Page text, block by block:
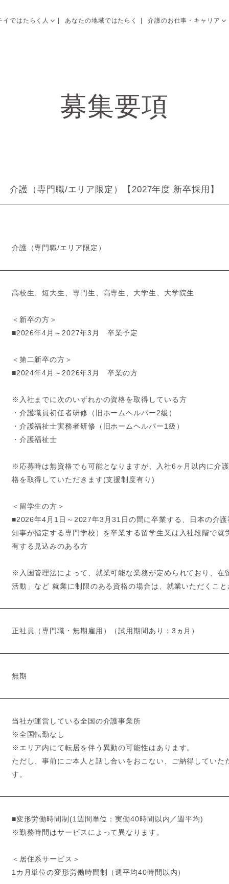
イではたらく人 あなたの地域ではたらく 介護のお仕事・キャリア
募集要項
介護（専門職/エリア限定）【2027年度 新卒採用】
介護（専門職/エリア限定）
高校生、短大生、専門生、高専生、大学生、大学院生
＜新卒の方＞
■2026年4月～2027年3月 卒業予定
＜第二新卒の方＞
■2024年4月～2026年3月 卒業の方
※入社までに次のいずれかの資格を取得している方
・介護職員初任者研修（旧ホームヘルパー2級）
・介護福祉士実務者研修（旧ホームヘルパー1級）
・介護福祉士
※応募時は無資格でも可能となりますが、入社6ヶ月以内に介
格を取得していただきます(支援制度有り)
＜留学生の方＞
■2026年4月1日～2027年3月31日の間に卒業する、日本の介
知事が指定する専門学校）を卒業する留学生又は入社段階で就
有する見込みのある方
※入国管理法によって、就業可能な業務が定められており、在
活動」など 就業に制限のある資格の場合は、就業いただくこと
正社員（専門職・無期雇用）（試用期間あり：3ヵ月）
無期
当社が運営している全国の介護事業所
※全国転勤なし
※エリア内にて転居を伴う異動の可能性はあります。
ただし、事前にご本人と話し合いをおこない、ご納得していた
す。
■変形労働時間制(1週間単位：実働40時間以内／週平均)
※勤務時間はサービスによって異なります。
＜居住系サービス＞
1カ月単位の変形労働時間制（週平均40時間以内）